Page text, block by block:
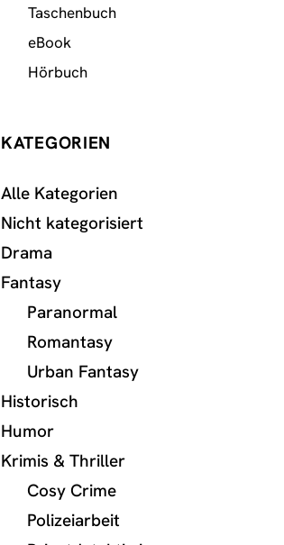
Taschenbuch
eBook
Hörbuch
KATEGORIEN
Alle Kategorien
Nicht kategorisiert
Drama
Fantasy
Paranormal
Romantasy
Urban Fantasy
Historisch
Humor
Krimis & Thriller
Cosy Crime
Polizeiarbeit